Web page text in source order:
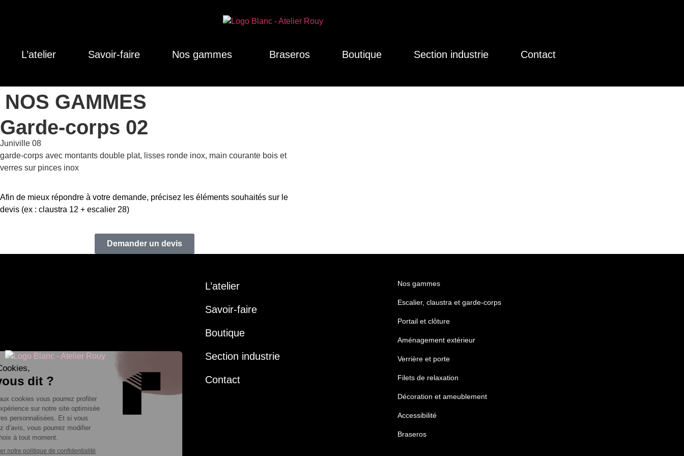
L’atelier Savoir-faire Nos gammes Braseros Boutique Section industrie Contact
NOS GAMMES
Garde-corps 02
Juniville 08
garde-corps avec montants double plat, lisses ronde inox, main courante bois et
verres sur pinces inox
Afin de mieux répondre à votre demande, précisez les éléments souhaités sur le
devis (ex : claustra 12 + escalier 28)
Demander un devis
L’atelier
Savoir-faire
Boutique
Section industrie
Contact
Nos gammes
Escalier, claustra et garde-corps
Portail et clôture
Aménagement extérieur
Verrière et porte
Filets de relaxation
Décoration et ameublement
Accessibilité
Braseros